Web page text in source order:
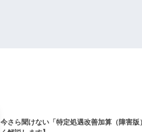
今さら聞けない「特定処遇改善加算（障害版